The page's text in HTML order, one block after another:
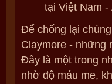
tại Việt Nam -
Để chống lại
Claymore - những
Đây là một trong
nhờ độ máu me,